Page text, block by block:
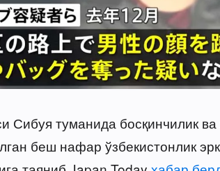
Сибуя туманида босқинчилик
беш нафар ўзбекистонлик